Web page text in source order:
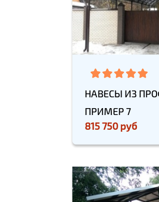
НАВЕСЫ ИЗ
ПРИМЕР 7
815 750 руб